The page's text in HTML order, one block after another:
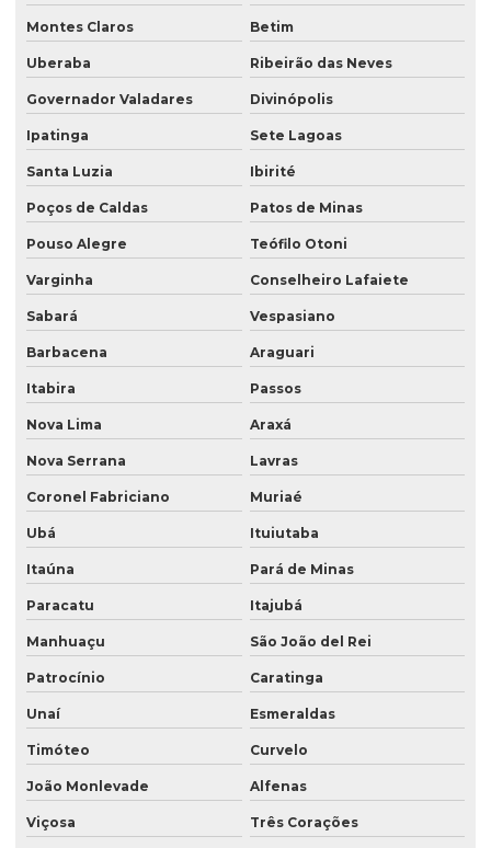
Montes Claros Betim
Uberaba Ribeirão das Neves
Governador Valadares Divinópolis
Ipatinga Sete Lagoas
Santa Luzia Ibirité
Poços de Caldas Patos de Minas
Pouso Alegre Teófilo Otoni
Varginha Conselheiro Lafaiete
Sabará Vespasiano
Barbacena Araguari
Itabira Passos
Nova Lima Araxá
Nova Serrana Lavras
Coronel Fabriciano Muriaé
Ubá Ituiutaba
Itaúna Pará de Minas
Paracatu Itajubá
Manhuaçu São João del Rei
Patrocínio Caratinga
Unaí Esmeraldas
Timóteo Curvelo
João Monlevade Alfenas
Viçosa Três Corações